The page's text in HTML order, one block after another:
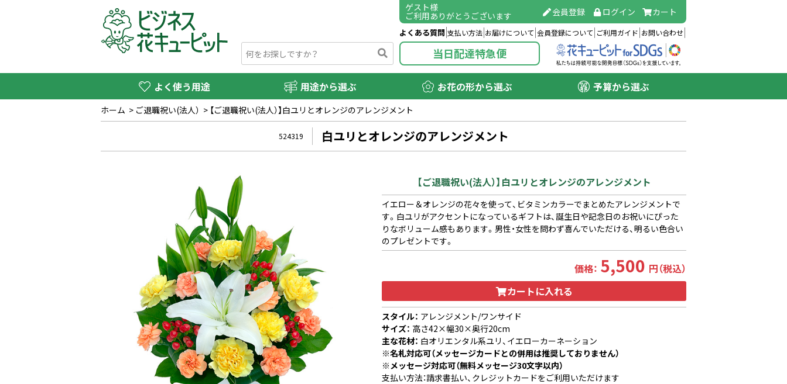
ゲスト様
ご利用ありがとうございます 会員登録 ログイン カート
よくある質問 支払い方法 お届けについて 会員登録について ご利用ガイド お問い合わせ
当日配達特急便
よく使う用途 用途から選ぶ お花の形から選ぶ 予算から選ぶ
ホーム > ご退職祝い(法人） > 【ご退職祝い(法人）】白ユリとオレンジのアレンジメント
524319 白ユリとオレンジのアレンジメント
【ご退職祝い(法人）】白ユリとオレンジのアレンジメント
イエロー＆オレンジの花々を使って、ビタミンカラーでまとめたアレンジメントで
す。白ユリがアクセントになっているギフトは、誕生日や記念日のお祝いにぴった
りなボリューム感もあります。男性・女性を問わず喜んでいただける、明るい色合い
のプレゼントです。
価格： 5,500 円（税込）
カートに入れる
スタイル： アレンジメント/ワンサイド
サイズ： 高さ42×幅30×奥行20cm
主な花材： 白オリエンタル系ユリ、イエローカーネーション
※名札対応可（メッセージカードとの併用は推奨しておりません）
※メッセージ対応可（無料メッセージ30文字以内）
支払い方法：請求書払い、クレジットカードをご利用いただけます